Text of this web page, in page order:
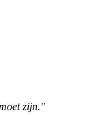
zijn."